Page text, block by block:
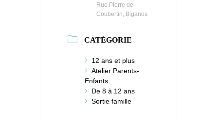
Rue Pierre de
Coubertin, Biganos
CATÉGORIE
12 ans et plus
Atelier Parents-
Enfants
De 8 à 12 ans
Sortie famille